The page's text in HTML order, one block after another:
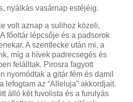
nyálkás vasárnap estéjéig.
volt aznap a sulihoz közeli,
főoltár lépcsője és a padsorok
A szentlecke után mi, a
míg a hívek padrecsegés és
felálltak. Pirosra fagyott
nyomódtak a gitár fém és damil
lefogtam az “Alleluja” akkordjait.
álló két fuvolista és a furulyás